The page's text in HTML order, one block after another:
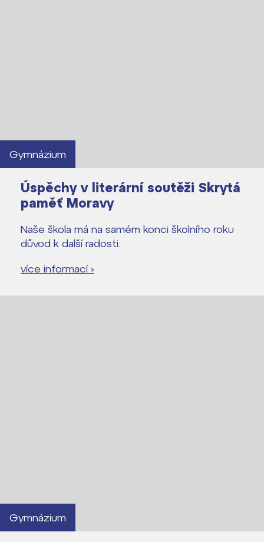
Gymnázium
Úspěchy v literární soutěži Skrytá
paměť Moravy
Naše škola má na samém konci školního roku
důvod k další radosti.
více informací ›
Gymnázium